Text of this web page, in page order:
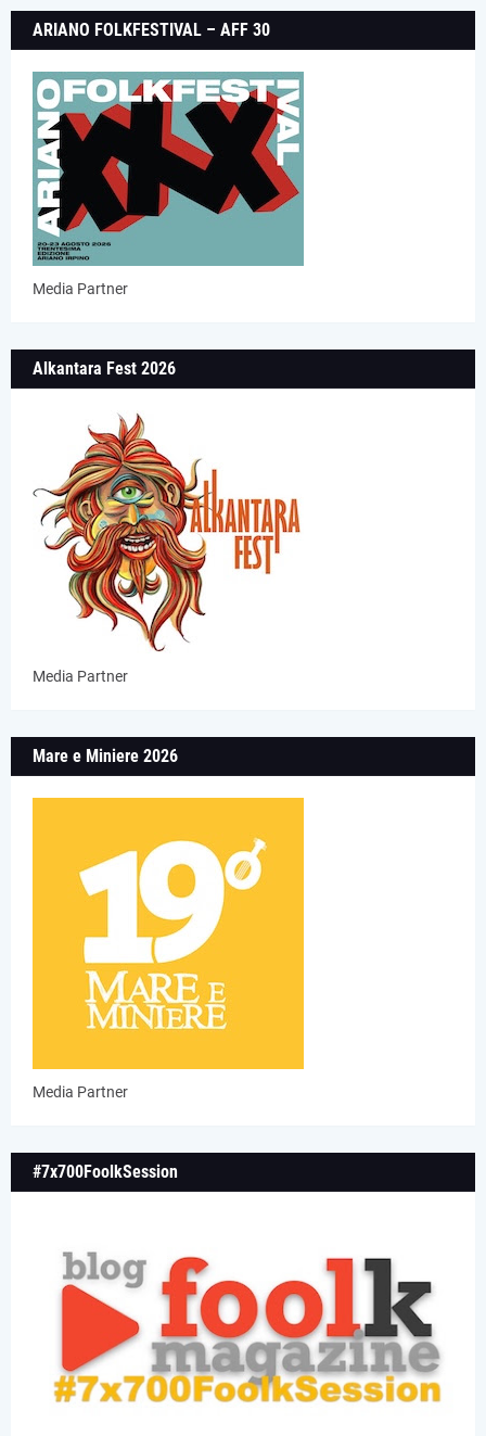
ARIANO FOLKFESTIVAL – AFF 30
Media Partner
Alkantara Fest 2026
Media Partner
Mare e Miniere 2026
Media Partner
#7x700FoolkSession